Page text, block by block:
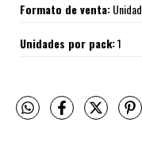
Formato de venta:Unidad
Unidades por pack:1